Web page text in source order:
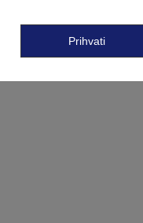
Prihvati